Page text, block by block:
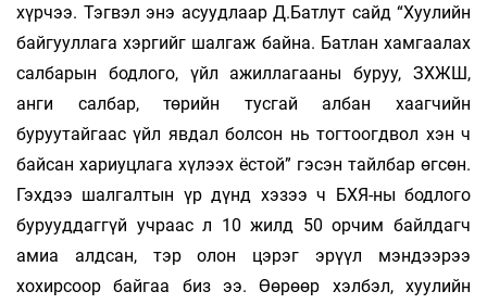
хүрчээ. Тэгвэл энэ асуудлаар Д.Батлут сайд “Хуулийн
байгууллага хэргийг шалгаж байна. Батлан хамгаалах
салбарын бодлого, үйл ажиллагааны буруу, ЗХЖШ,
анги салбар, төрийн тусгай албан хаагчийн
буруутайгаас үйл явдал болсон нь тогтоогдвол хэн ч
байсан хариуцлага хүлээх ёстой” гэсэн тайлбар өгсөн.
Гэхдээ шалгалтын үр дүнд хэзээ ч БХЯ-ны бодлого
бурууддаггүй учраас л 10 жилд 50 орчим байлдагч
амиа алдсан, тэр олон цэрэг эрүүл мэндээрээ
хохирсоор байгаа биз ээ. Өөрөөр хэлбэл, хуулийн